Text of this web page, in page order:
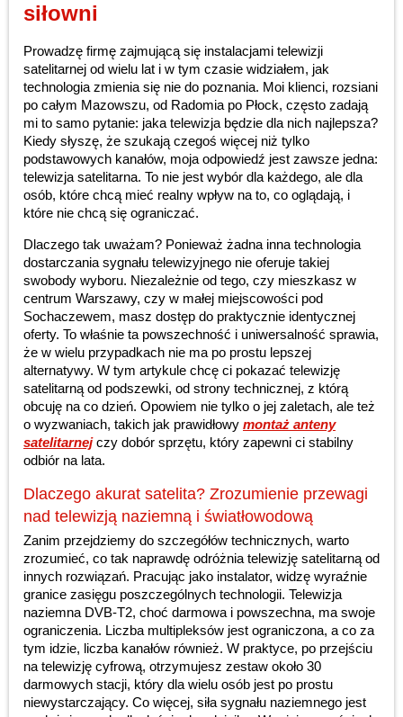
siłowni
Prowadzę firmę zajmującą się instalacjami telewizji
satelitarnej od wielu lat i w tym czasie widziałem, jak
technologia zmienia się nie do poznania. Moi klienci, rozsiani
po całym Mazowszu, od Radomia po Płock, często zadają
mi to samo pytanie: jaka telewizja będzie dla nich najlepsza?
Kiedy słyszę, że szukają czegoś więcej niż tylko
podstawowych kanałów, moja odpowiedź jest zawsze jedna:
telewizja satelitarna. To nie jest wybór dla każdego, ale dla
osób, które chcą mieć realny wpływ na to, co oglądają, i
które nie chcą się ograniczać.
Dlaczego tak uważam? Ponieważ żadna inna technologia
dostarczania sygnału telewizyjnego nie oferuje takiej
swobody wyboru. Niezależnie od tego, czy mieszkasz w
centrum Warszawy, czy w małej miejscowości pod
Sochaczewem, masz dostęp do praktycznie identycznej
oferty. To właśnie ta powszechność i uniwersalność sprawia,
że w wielu przypadkach nie ma po prostu lepszej
alternatywy. W tym artykule chcę ci pokazać telewizję
satelitarną od podszewki, od strony technicznej, z którą
obcuję na co dzień. Opowiem nie tylko o jej zaletach, ale też
o wyzwaniach, takich jak prawidłowy montaż anteny
satelitarnejczy dobór sprzętu, który zapewni ci stabilny
odbiór na lata.
Dlaczego akurat satelita? Zrozumienie przewagi
nad telewizją naziemną i światłowodową
Zanim przejdziemy do szczegółów technicznych, warto
zrozumieć, co tak naprawdę odróżnia telewizję satelitarną od
innych rozwiązań. Pracując jako instalator, widzę wyraźnie
granice zasięgu poszczególnych technologii. Telewizja
naziemna DVB-T2, choć darmowa i powszechna, ma swoje
ograniczenia. Liczba multipleksów jest ograniczona, a co za
tym idzie, liczba kanałów również. W praktyce, po przejściu
na telewizję cyfrową, otrzymujesz zestaw około 30
darmowych stacji, który dla wielu osób jest po prostu
niewystarczający. Co więcej, siła sygnału naziemnego jest